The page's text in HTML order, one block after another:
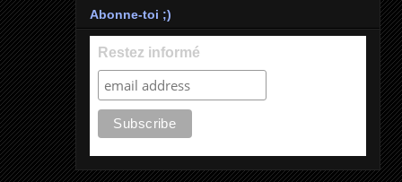
Abonne-toi ;)
Restez informé